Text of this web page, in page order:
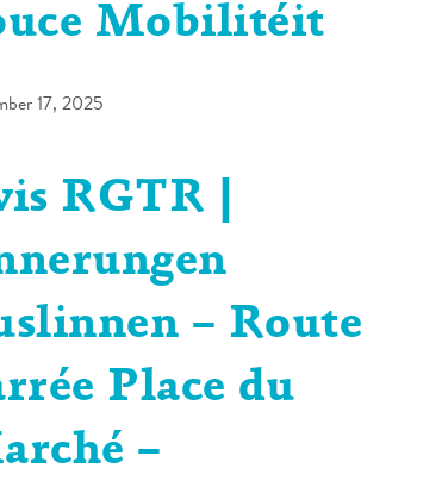
Mobilitéit
17, 2025
RGTR |
– Route
Place du
–